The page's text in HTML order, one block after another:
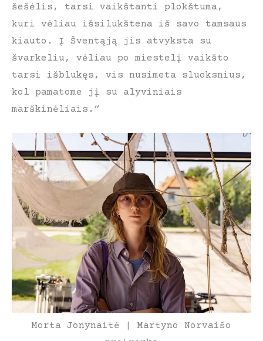
šešėlis, tarsi vaikštanti plokštuma,
kuri vėliau išsilukštena iš savo tamsaus
kiauto. Į Šventąją jis atvyksta su
švarkeliu, vėliau po miestelį vaikšto
tarsi išblukęs, vis nusimeta sluoksnius,
kol pamatome jį su alyviniais
marškinėliais.“
Morta Jonynaitė | Martyno Norvaišo